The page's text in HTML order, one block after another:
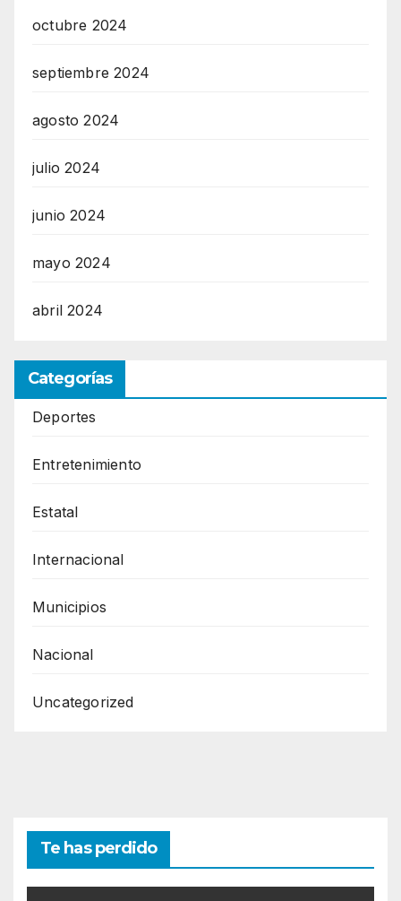
octubre 2024
septiembre 2024
agosto 2024
julio 2024
junio 2024
mayo 2024
abril 2024
Categorías
Deportes
Entretenimiento
Estatal
Internacional
Municipios
Nacional
Uncategorized
Te has perdido